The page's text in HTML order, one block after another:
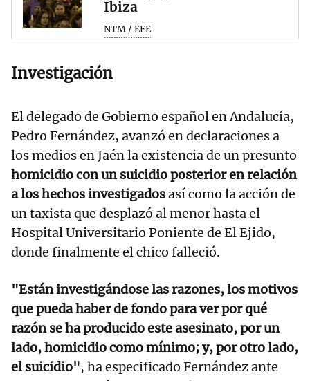
Ibiza
NTM / EFE
Investigación
El delegado de Gobierno español en Andalucía,
Pedro Fernández, avanzó en declaraciones a
los medios en Jaén la existencia de un presunto
homicidio con un suicidio posterior en relación
a los hechos investigadosasí como la acción de
un taxista que desplazó al menor hasta el
Hospital Universitario Poniente de El Ejido,
donde finalmente el chico falleció.
"Están investigándose las razones, los motivos
que pueda haber de fondo para ver por qué
razón se ha producido este asesinato, por un
lado, homicidio como mínimo; y, por otro lado,
el suicidio", ha especificado Fernández ante